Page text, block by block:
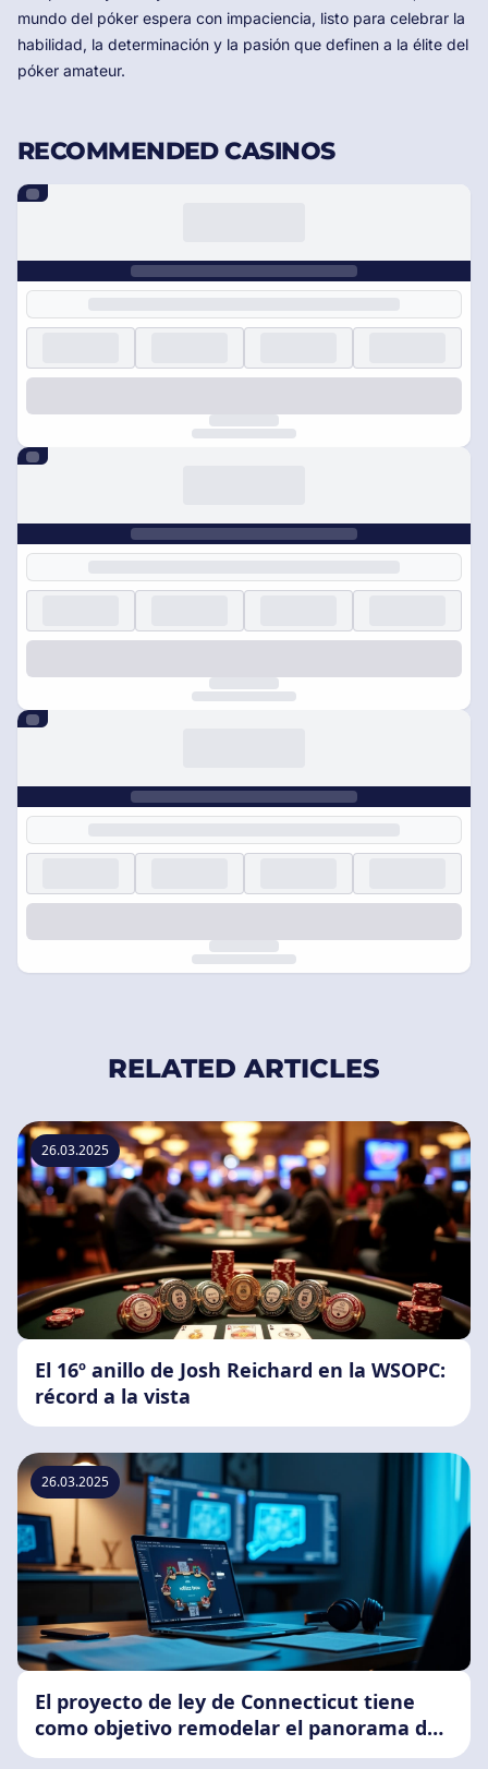
mundo del póker espera con impaciencia, listo para celebrar la
habilidad, la determinación y la pasión que definen a la élite del
póker amateur.
RECOMMENDED CASINOS
RELATED ARTICLES
26.03.2025
El 16º anillo de Josh Reichard en la WSOPC:
récord a la vista
26.03.2025
El proyecto de ley de Connecticut tiene
como objetivo remodelar el panorama del
póker en línea